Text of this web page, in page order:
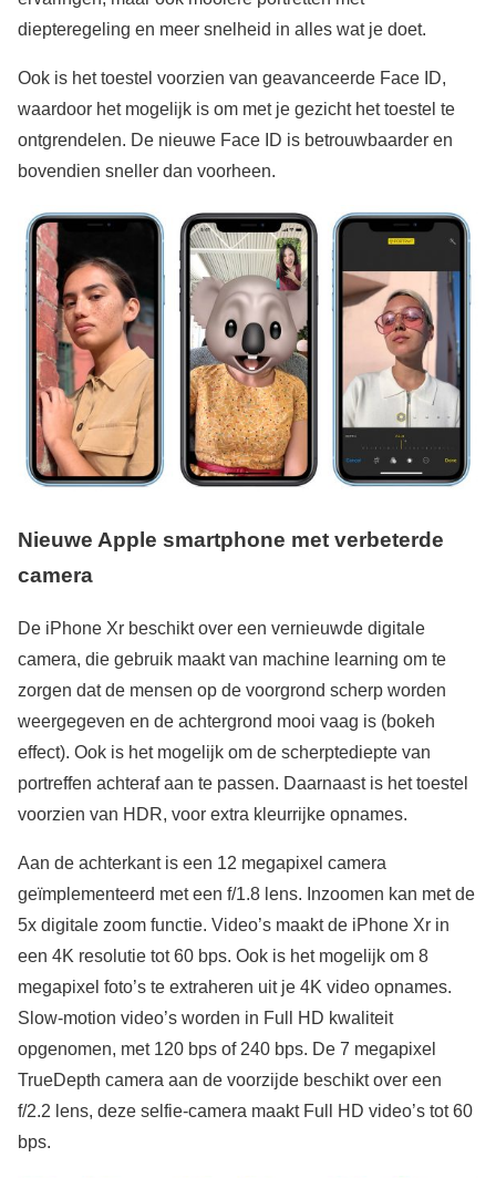
diepteregeling en meer snelheid in alles wat je doet.
Ook is het toestel voorzien van geavanceerde Face ID,
waardoor het mogelijk is om met je gezicht het toestel te
ontgrendelen. De nieuwe Face ID is betrouwbaarder en
bovendien sneller dan voorheen.
Nieuwe Apple smartphone met verbeterde
camera
De iPhone Xr beschikt over een vernieuwde digitale
camera, die gebruik maakt van machine learning om te
zorgen dat de mensen op de voorgrond scherp worden
weergegeven en de achtergrond mooi vaag is (bokeh
effect). Ook is het mogelijk om de scherptediepte van
portreffen achteraf aan te passen. Daarnaast is het toestel
voorzien van HDR, voor extra kleurrijke opnames.
Aan de achterkant is een 12 megapixel camera
geïmplementeerd met een f/1.8 lens. Inzoomen kan met de
5x digitale zoom functie. Video’s maakt de iPhone Xr in
een 4K resolutie tot 60 bps. Ook is het mogelijk om 8
megapixel foto’s te extraheren uit je 4K video opnames.
Slow-motion video’s worden in Full HD kwaliteit
opgenomen, met 120 bps of 240 bps. De 7 megapixel
TrueDepth camera aan de voorzijde beschikt over een
f/2.2 lens, deze selfie-camera maakt Full HD video’s tot 60
bps.